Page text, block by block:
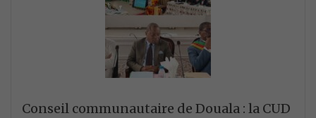
Conseil communautaire de Douala : la CUD